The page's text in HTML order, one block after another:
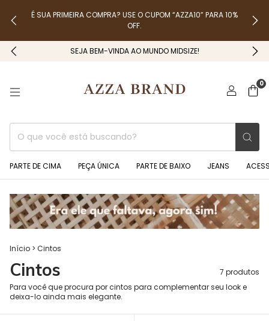
É SUA PRIMEIRA COMPRA? USE O CUPOM “AZZA10” PARA 10%
OFF.
SEJA BEM-VINDA AO MUNDO MIDSIZE!
0
PARTE DE CIMA PEÇA ÚNICA PARTE DE BAIXO JEANS
Início > Cintos
Cintos
7 produtos
Para você que procura por cintos para complementar seu look e
deixa-lo ainda mais elegante.